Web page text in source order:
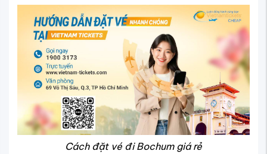
Cách đặt vé đi Bochum giá rẻ